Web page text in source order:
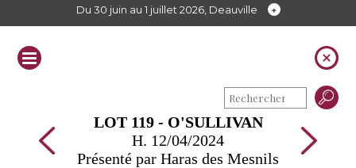
Du 30 juin au 1 juillet 2026, Deauville
LOT 119 - O'SULLIVAN
H. 12/04/2024
Présenté par Haras des Mesnils